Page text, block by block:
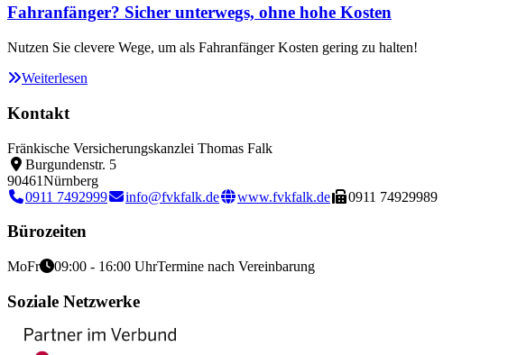
Fahranfänger? Sicher unterwegs, ohne hohe Kosten
Nutzen Sie clevere Wege, um als Fahranfänger Kosten gering zu halten!
Weiterlesen
Kontakt
Fränkische Versicherungskanzlei Thomas Falk
Burgundenstr. 5
90461Nürnberg
0911 7492999
info@fvkfalk.de www.fvkfalk.de 0911 74929989
Bürozeiten
MoFr 09:00 - 16:00 UhrTermine nach Vereinbarung
Soziale Netzwerke